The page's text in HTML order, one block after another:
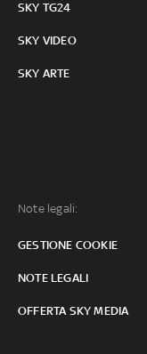
SKY TG24
SKY VIDEO
SKY ARTE
Note legali:
GESTIONE COOKIE
NOTE LEGALI
OFFERTA SKY MEDIA